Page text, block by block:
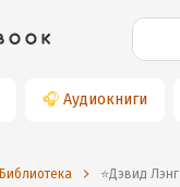
🎧 Аудиокниги
Библиотека ⭐️Дэвид Лэнг